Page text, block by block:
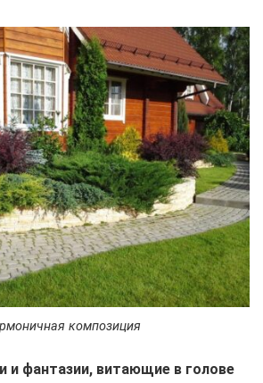
композиция
и фантазии, витающие в голове